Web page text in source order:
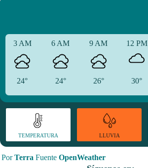
3 AM
24°
6 AM
24°
9 AM
26°
12 PM
30°
TEMPERATURA LLUVIA
PorTerra Fuente OpenWeather